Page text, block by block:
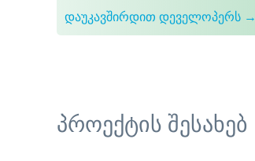
დაუკავშირდით დეველოპერს →
პროექტის შესახებ